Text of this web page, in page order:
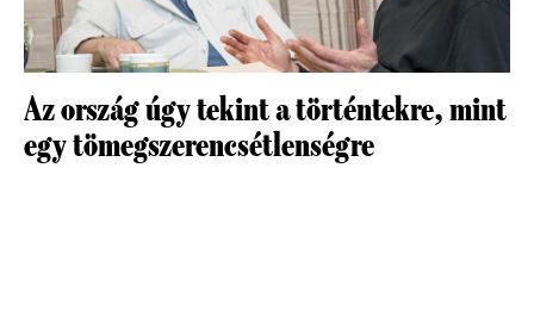
Az ország úgy tekint a történtekre, mint
egy tömegszerencsétlenségre